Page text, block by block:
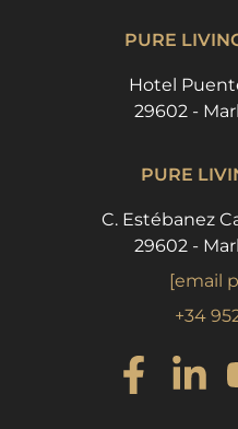
PURE
Hotel
29602 -
PURE
C. Estébanez
29602 -
[email
+34